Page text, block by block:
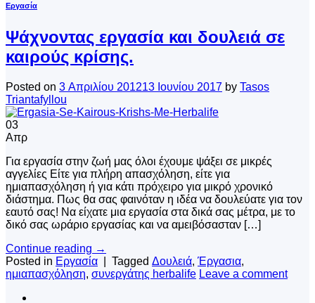
Εργασία
Ψάχνοντας εργασία και δουλειά σε
καιρούς κρίσης.
Posted on 3 Απριλίου 201213 Ιουνίου 2017 by Tasos
Triantafyllou
03
Απρ
Για εργασία στην ζωή μας όλοι έχουμε ψάξει σε μικρές
αγγελίες Είτε για πλήρη απασχόληση, είτε για
ημιαπασχόληση ή για κάτι πρόχειρο για μικρό χρονικό
διάστημα. Πως θα σας φαινόταν η ιδέα να δουλεύατε για τον
εαυτό σας! Να είχατε μια εργασία στα δικά σας μέτρα, με το
δικό σας ωράριο εργασίας και να αμειβόσασταν […]
Continue reading →
Posted in Εργασία Tagged Δουλειά, Έργασια,
ημιαπασχόληση, συνεργάτης herbalife Leave a comment